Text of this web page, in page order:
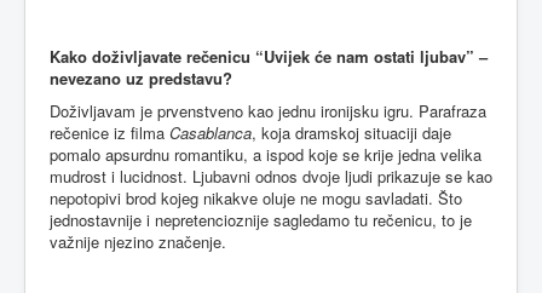
Kako doživljavate rečenicu “Uvijek će nam ostati ljubav” –
nevezano uz predstavu?
Doživljavam je prvenstveno kao jednu ironijsku igru. Parafraza
rečenice iz filma Casablanca, koja dramskoj situaciji daje
pomalo apsurdnu romantiku, a ispod koje se krije jedna velika
mudrost i lucidnost. Ljubavni odnos dvoje ljudi prikazuje se kao
nepotopivi brod kojeg nikakve oluje ne mogu savladati. Što
jednostavnije i nepretencioznije sagledamo tu rečenicu, to je
važnije njezino značenje.